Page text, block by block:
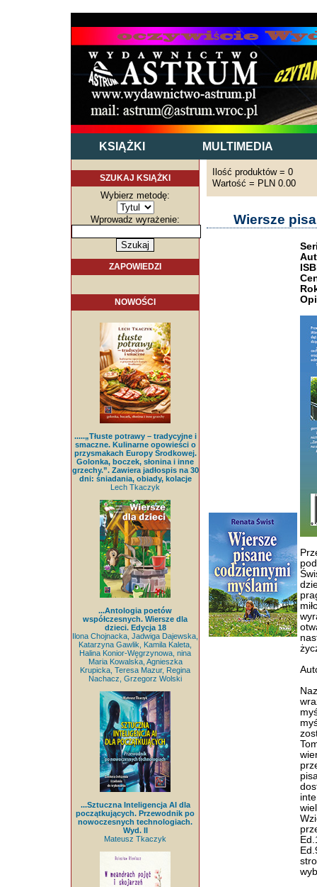
KSIĄŻKI MULTIMEDIA
SZUKAJ KSIĄŻKI
Wybierz metodę:
Wprowadz wyrażenie:
ZAPOWIEDZI
NOWOŚCI
.....„Tłuste potrawy – tradycyjne i
smaczne. Kulinarne opowieści o
przysmakach Europy Środkowej.
Golonka, boczek, słonina i inne
grzechy.”. Zawiera jadłospis na 30
dni: śniadania, obiady, kolacje
Lech Tkaczyk
...Antologia poetów
współczesnych. Wiersze dla
dzieci. Edycja 18
Ilona Chojnacka, Jadwiga Dajewska,
Katarzyna Gawlik, Kamila Kaleta,
Halina Konior-Węgrzynowa, nina
Maria Kowalska, Agnieszka
Krupicka, Teresa Mazur, Regina
Nachacz, Grzegorz Wolski
...Sztuczna Inteligencja AI dla
początkujących. Przewodnik po
nowoczesnych technologiach.
Wyd. II
Mateusz Tkaczyk
Ilość produktów = 0
Wartość = PLN 0.00
Wiersze